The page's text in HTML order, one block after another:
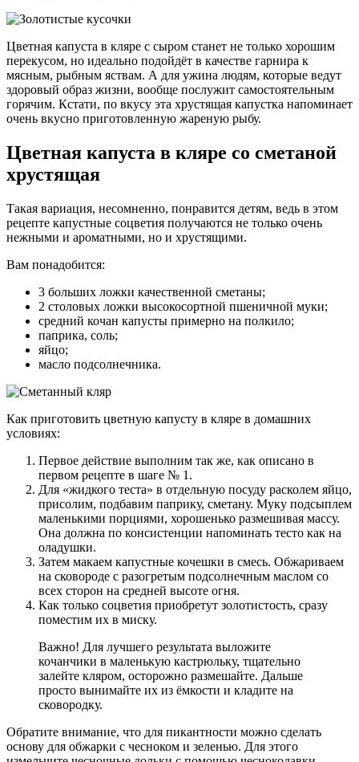
Цветная капуста в кляре с сыром станет не только хорошим
перекусом, но идеально подойдёт в качестве гарнира к
мясным, рыбным яствам. А для ужина людям, которые ведут
здоровый образ жизни, вообще послужит самостоятельным
горячим. Кстати, по вкусу эта хрустящая капустка напоминает
очень вкусно приготовленную жареную рыбу.
Цветная капуста в кляре со сметаной
хрустящая
Такая вариация, несомненно, понравится детям, ведь в этом
рецепте капустные соцветия получаются не только очень
нежными и ароматными, но и хрустящими.
Вам понадобится:
3 больших ложки качественной сметаны;
2 столовых ложки высокосортной пшеничной муки;
средний кочан капусты примерно на полкило;
паприка, соль;
яйцо;
масло подсолнечника.
Как приготовить цветную капусту в кляре в домашних
условиях:
Первое действие выполним так же, как описано в
первом рецепте в шаге № 1.
Для «жидкого теста» в отдельную посуду расколем яйцо,
присолим, подбавим паприку, сметану. Муку подсыплем
маленькими порциями, хорошенько размешивая массу.
Она должна по консистенции напоминать тесто как на
оладушки.
Затем макаем капустные кочешки в смесь. Обжариваем
на сковороде с разогретым подсолнечным маслом со
всех сторон на средней высоте огня.
Как только соцветия приобретут золотистость, сразу
поместим их в миску.
Важно! Для лучшего результата выложите
кочанчики в маленькую кастрюльку, тщательно
залейте кляром, осторожно размешайте. Дальше
просто вынимайте их из ёмкости и кладите на
сковородку.
Обратите внимание, что для пикантности можно сделать
основу для обжарки с чесноком и зеленью. Для этого